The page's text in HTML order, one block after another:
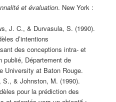
et évaluation. New York :
J. C., & Durvasula, S. (1990).
d’intentions
des conceptions intra- et
publié, Département de
University at Baton Rouge.
S., & Johnston, M. (1990).
pour la prédiction des